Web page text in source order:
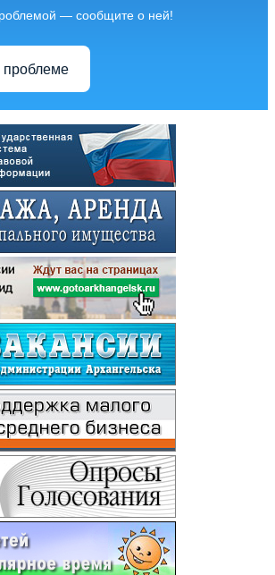
— сообщите о ней!
проблеме